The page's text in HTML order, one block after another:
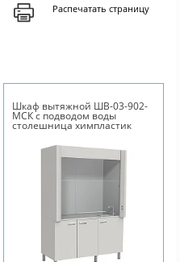
Распечатать страницу
Шкаф вытяжной ШВ-03-902-
МСК с подводом воды
столешница химпластик